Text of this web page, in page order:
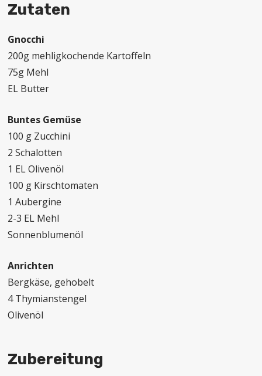
Zutaten
Gnocchi
200g mehligkochende Kartoffeln
75g Mehl
EL Butter
Buntes Gemüse
100 g Zucchini
2 Schalotten
1 EL Olivenöl
100 g Kirschtomaten
1 Aubergine
2-3 EL Mehl
Sonnenblumenöl
Anrichten
Bergkäse, gehobelt
4 Thymianstengel
Olivenöl
Zubereitung